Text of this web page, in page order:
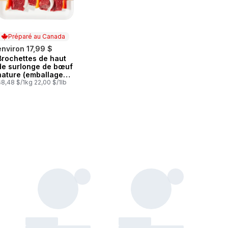
Préparé au Canada
17,99 $
au Canada
de haut
surlonge de bœuf
(emballage
2)$/1kg 22,00 $/1lb